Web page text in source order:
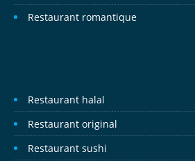
Restaurant romantique
Restaurant halal
Restaurant original
Restaurant sushi